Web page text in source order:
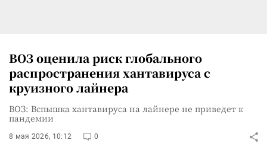
ВОЗ оценила риск глобального
распространения хантавируса с
круизного лайнера
ВОЗ: Вспышка хантавируса на лайнере не приведет к
пандемии
8 мая 2026, 10:12 0